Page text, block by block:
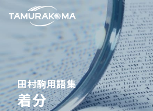
CHN
田村駒用語集
田村駒用語集
着分
着分